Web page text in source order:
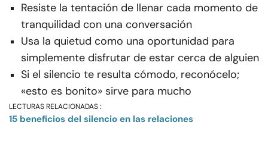
Resiste la tentación de llenar cada momento de
tranquilidad con una conversación
Usa la quietud como una oportunidad para
simplemente disfrutar de estar cerca de alguien
Si el silencio te resulta cómodo, reconócelo;
«esto es bonito» sirve para mucho
LECTURAS RELACIONADAS :
15 beneficios del silencio en las relaciones